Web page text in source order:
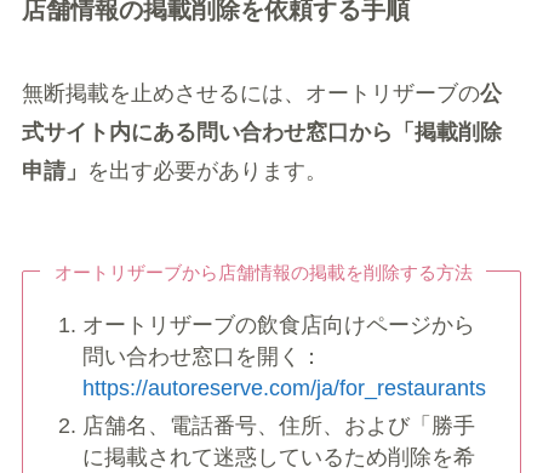
店舗情報の掲載削除を依頼する手順
無断掲載を止めさせるには、オートリザーブの公
式サイト内にある問い合わせ窓口から「掲載削除
申請」 を出す必要があります。
オートリザーブから店舗情報の掲載を削除する方法
オートリザーブの飲食店向けページから
問い合わせ窓口を開く：
https://autoreserve.com/ja/for_restaurants
店舗名、電話番号、住所、および「勝手
に掲載されて迷惑しているため削除を希